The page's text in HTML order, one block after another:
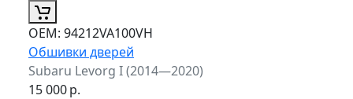
ОЕМ: 94212VA100VH
Обшивки дверей
Subaru Levorg I (2014—2020)
15 000р.